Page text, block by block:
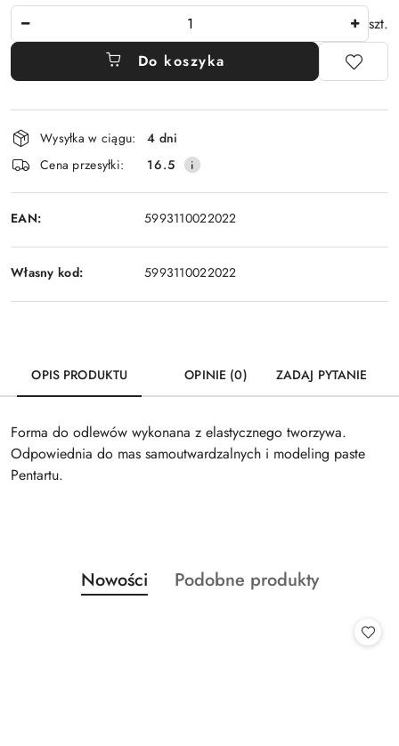
szt.
Do koszyka
Dostępność
i
dostawa
Wysyłka w ciągu:
4 dni
Cena przesyłki:
16.5
EAN: 5993110022022
Własny kod: 5993110022022
OPIS PRODUKTU OPINIE (0) ZADAJ PYTANIE
Forma do odlewów wykonana z elastycznego tworzywa.
Odpowiednia do mas samoutwardzalnych i modeling paste
Pentartu.
Pomiń karuzelę produktów
Produkty
o
Nowości
Produkty
Podobne produkty